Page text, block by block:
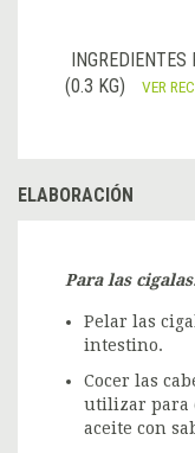
(0.3 KG)
VER
ELABORACIÓN
Para las
Pelar las
intestino.
Cocer las
utilizar para
aceite con